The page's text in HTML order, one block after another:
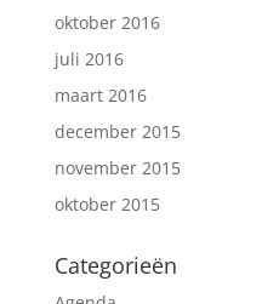
oktober 2016
juli 2016
maart 2016
december 2015
november 2015
oktober 2015
Categorieën